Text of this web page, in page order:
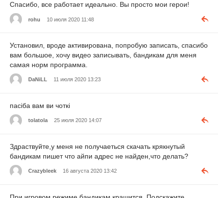
Спасибо, все работает идеально. Вы просто мои герои!
rohu 10 июля 2020 11:48
Установил, вроде активирована, попробую записать, спасибо
вам большое, хочу видео записывать, бандикам для меня
самая норм программа.
DaNiLL 11 июля 2020 13:23
пасіба вам ви чоткі
tolatola 25 июля 2020 14:07
Здраствуйте,у меня не получаеться скачать крякнутый
бандикам пишет что айпи адрес не найден,что делать?
Crazybleek 16 августа 2020 13:42